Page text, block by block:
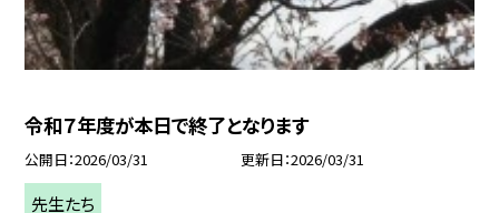
令和７年度が本日で終了となります
公開日 2026/03/31 更新日 2026/03/31
先生たち